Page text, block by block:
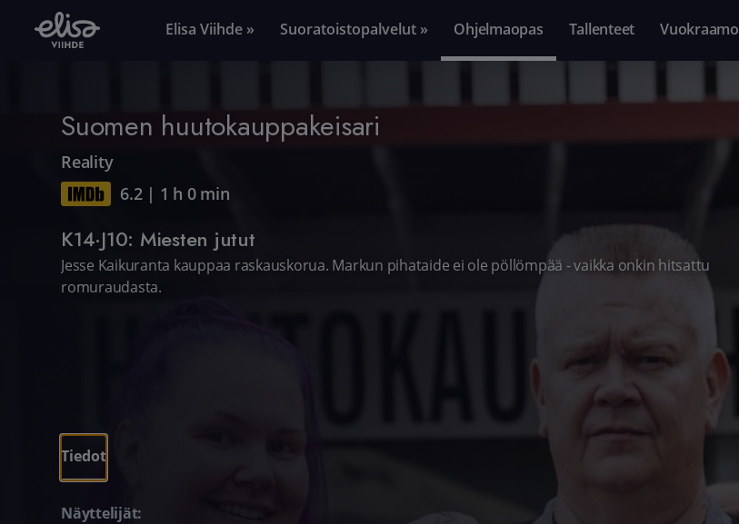
Elisa Viihde » Suoratoistopalvelut » Ohjelmaopas Tallenteet Vuokraamo
Suomen huutokauppakeisari
Reality
6.2| 1 h 0 min
K14·J10: Miesten jutut
Jesse Kaikuranta kauppaa raskauskorua. Markun pihataide ei ole pöllömpää - vaikka onkin hitsattu
romuraudasta.
Tiedot
Näyttelijät: